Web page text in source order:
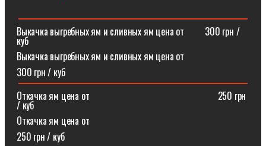
Выкачка выгребных ям и сливных ям цена от⠀⠀⠀300 грн /
куб
Выкачка выгребных ям и сливных ям цена от
300 грн / куб
Откачка ям цена от ⠀⠀⠀⠀⠀⠀⠀⠀⠀⠀⠀⠀⠀⠀⠀⠀⠀⠀250 грн
/ куб
Откачка ям цена от
250 грн / куб